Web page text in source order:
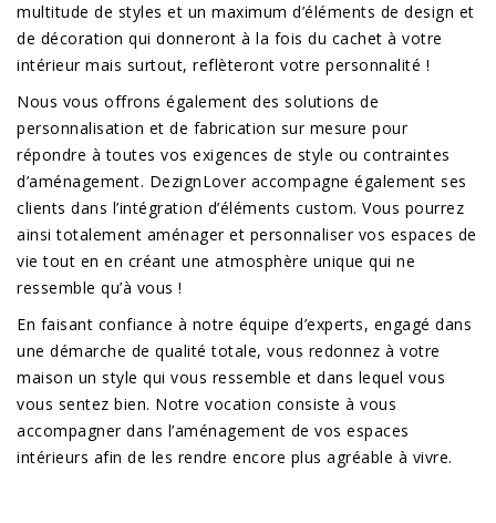
multitude de styles et un maximum d’éléments de design et
de décoration qui donneront à la fois du cachet à votre
intérieur mais surtout, reflèteront votre personnalité !
Nous vous offrons également des solutions de
personnalisation et de fabrication sur mesure pour
répondre à toutes vos exigences de style ou contraintes
d’aménagement. DezignLover accompagne également ses
clients dans l’intégration d’éléments custom. Vous pourrez
ainsi totalement aménager et personnaliser vos espaces de
vie tout en en créant une atmosphère unique qui ne
ressemble qu’à vous !
En faisant confiance à notre équipe d’experts, engagé dans
une démarche de qualité totale, vous redonnez à votre
maison un style qui vous ressemble et dans lequel vous
vous sentez bien. Notre vocation consiste à vous
accompagner dans l’aménagement de vos espaces
intérieurs afin de les rendre encore plus agréable à vivre.